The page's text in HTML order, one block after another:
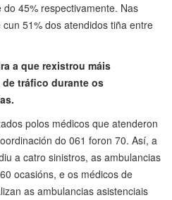
45% respectivamente. Nas
51% dos atendidos tiña entre
a que rexistrou máis
tráfico durante os
polos médicos que atenderon
do 061 foron 70. Así, a
a catro sinistros, as ambulancias
ocasións, e os médicos de
as ambulancias asistenciais